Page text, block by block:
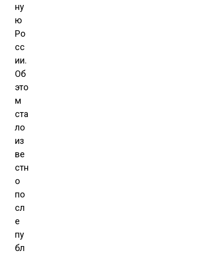
ну
ю
Ро
сс
ии.
Об
это
м
ста
ло
из
ве
стн
о
по
сл
е
пу
бл